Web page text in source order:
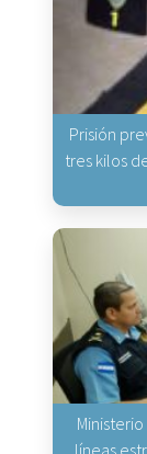
Prisión
tres kilos